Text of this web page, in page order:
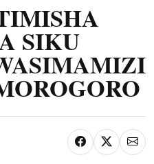
SIKU